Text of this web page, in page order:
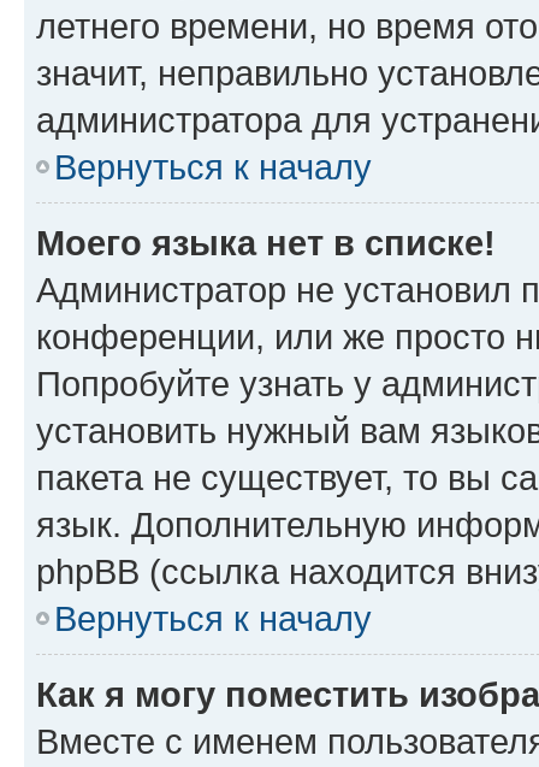
летнего времени, но время
значит, неправильно
администратора для
Вернуться к началу
Моего языка нет в списке!
Администратор не установил
конференции, или же просто
Попробуйте узнать у
установить нужный вам
пакета не существует, то вы
язык. Дополнительную
phpBB (ссылка находится
Вернуться к началу
Как я могу поместить
Вместе с именем